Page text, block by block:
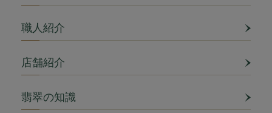
職人紹介
店舗紹介
翡翠の知識